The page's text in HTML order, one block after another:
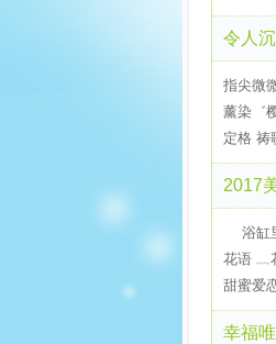
令人
指尖微
薰染゛
定格 祷
2017
ゞ 浴
花语 ﹏
甜蜜爱
幸福